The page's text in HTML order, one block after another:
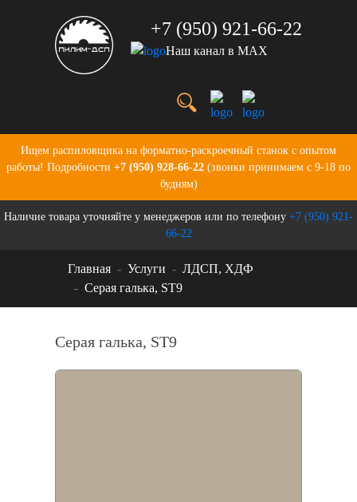
+7 (950) 921-66-22
Наш канал в MAX
Услуги
Портфолио
Производство
Бланки для заказов
Ищем распиловщика на форматно-раскроечный станок с опытом
работы! Подробности +7 (950) 928-66-22 (звонки принимаем с 9-18 по
будням)
Наличие товара уточняйте у менеджеров или по телефону +7 (950) 921-
66-22
Главная Услуги
ЛДСП, ХДФ
Серая галька, ST9
Серая галька, ST9